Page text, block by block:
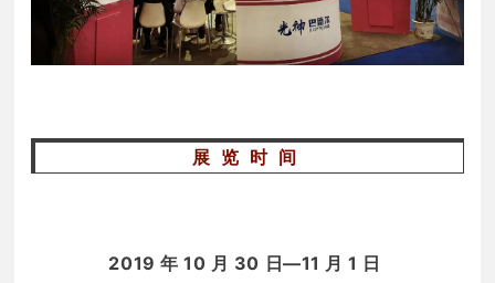
展览时间
2019 年 10 月 30 日—11 月 1 日